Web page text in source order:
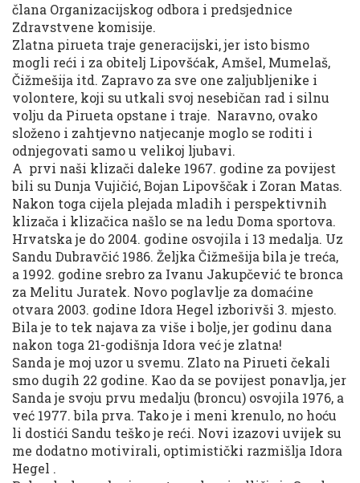
člana Organizacijskog odbora i predsjednice
Zdravstvene komisije.
Zlatna pirueta traje generacijski, jer isto bismo
mogli reći i za obitelj Lipovšćak, Amšel, Mumelaš,
Čižmešija itd. Zapravo za sve one zaljubljenike i
volontere, koji su utkali svoj nesebičan rad i silnu
volju da Pirueta opstane i traje. Naravno, ovako
složeno i zahtjevno natjecanje moglo se roditi i
odnjegovati samo u velikoj ljubavi.
A prvi naši klizači daleke 1967. godine za povijest
bili su Dunja Vujičić, Bojan Lipovščak i Zoran Matas.
Nakon toga cijela plejada mladih i perspektivnih
klizača i klizačica našlo se na ledu Doma sportova.
Hrvatska je do 2004. godine osvojila i 13 medalja. Uz
Sandu Dubravčić 1986. Željka Čižmešija bila je treća,
a 1992. godine srebro za Ivanu Jakupčević te bronca
za Melitu Juratek. Novo poglavlje za domaćine
otvara 2003. godine Idora Hegel izborivši 3. mjesto.
Bila je to tek najava za više i bolje, jer godinu dana
nakon toga 21-godišnja Idora već je zlatna!
Sanda je moj uzor u svemu. Zlato na Pirueti čekali
smo dugih 22 godine. Kao da se povijest ponavlja, jer
Sanda je svoju prvu medalju (broncu) osvojila 1976, a
već 1977. bila prva. Tako je i meni krenulo, no hoću
li dostići Sandu teško je reći. Novi izazovi uvijek su
me dodatno motivirali, optimistički razmišlja Idora
Hegel .